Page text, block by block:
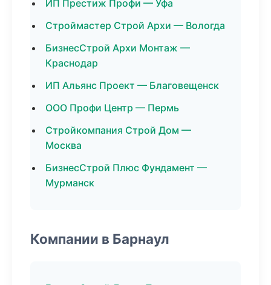
ИП Престиж Профи — Уфа
Строймастер Строй Архи — Вологда
БизнесСтрой Архи Монтаж —
Краснодар
ИП Альянс Проект — Благовещенск
ООО Профи Центр — Пермь
Стройкомпания Строй Дом —
Москва
БизнесСтрой Плюс Фундамент —
Мурманск
Компании в Барнаул